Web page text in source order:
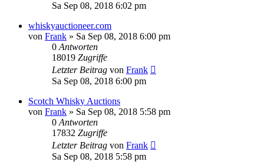
Sa Sep 08, 2018 6:02 pm
whiskyauctioneer.com
von Frank » Sa Sep 08, 2018 6:00 pm
0 Antworten
18019 Zugriffe
Letzter Beitrag von Frank
Sa Sep 08, 2018 6:00 pm
Scotch Whisky Auctions
von Frank » Sa Sep 08, 2018 5:58 pm
0 Antworten
17832 Zugriffe
Letzter Beitrag von Frank
Sa Sep 08, 2018 5:58 pm